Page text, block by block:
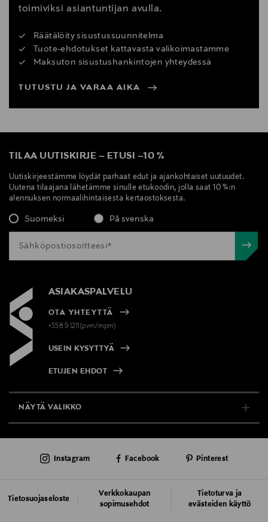
toimiviksi asiantuntijan avulla.
Räätälöity sisustussuunnitelma
Tuote-ehdotukset kattavasta valikoimastamme
Maksuton sisustushankintojen yhteydessä
TUTUSTU JA VARAA AIKA
TILAA UUTISKIRJE – ETUSI –10 %
Uutiskirjeestämme löydät parhaat edut ja ajankohtaiset uutuudet.
Uutena tilaajana lähetämme sinulle etukoodin, jolla saat 10 %:n
alennuksen normaalihintaisesta kertaostoksesta.
Suomeksi På svenska
ASIAKASPALVELU
OTA YHTEYTTÄ
+358 9 1211(pvm/mpm)
USEIN KYSYTTYÄ
ETUJEN EHDOT
NÄYTÄ VALIKKO
AJANKOHTAISTA
Tietosuojaseloste
Verkkokaupan
sopimusehdot
Tietoturva ja
evästeiden käyttö
Instagram Facebook Pinterest